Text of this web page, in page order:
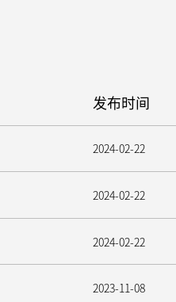
发布时间
2024-02-22
2024-02-22
2024-02-22
2023-11-08